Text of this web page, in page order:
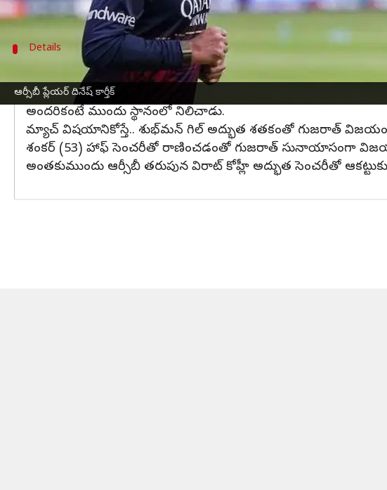
ఆర్సీబీ ప్లేయర్ దినేష్ కార్తీక్
Details
ఈ సీజన్ లో నాలుగుసార్లు డకౌట్ అయిన దినేష్ కార్తీక్
అదే విధంగా ఒక్క సీజన్లో నాలుగు సార్లు డకౌట్ అయి దినేష్ కార్తీక్ ఏడో
అందరికంటే ముందు స్థానంలో నిలిచాడు.
మ్యాచ్ విషయానికోస్తే.. శుభ్‌మన్ గిల్ అద్భుత శతకంతో గుజరాత్
శంకర్ (53) హాఫ్ సెంచరీతో రాణించడంతో గుజరాత్ సునాయాసంగా
అంతకుముందు ఆర్సీబీ తరుపున విరాట్ కోహ్లీ అద్భుత సెంచరీతో